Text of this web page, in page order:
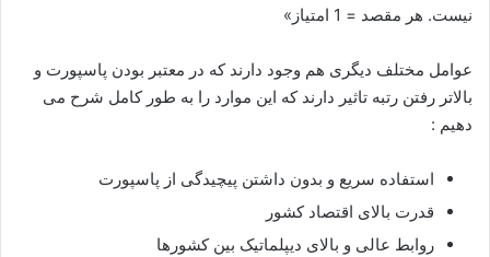
نیست. هر مقصد = 1 امتیاز»
عوامل مختلف دیگری هم وجود دارند که در معتبر بودن پاسپورت و
بالاتر رفتن رتبه تاثیر دارند که این موارد را به طور کامل شرح می
دهیم :
استفاده سریع و بدون داشتن پیچیدگی از پاسپورت
قدرت بالای اقتصاد کشور
روابط عالی و بالای دیپلماتیک بین کشورها